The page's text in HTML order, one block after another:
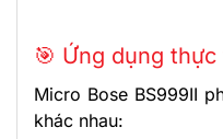
🎯 Ứng dụng thực
Micro Bose BS999II
khác nhau: